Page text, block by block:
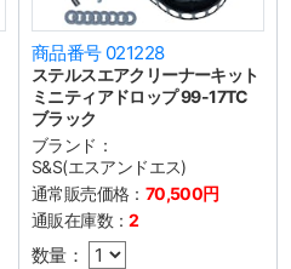
商品番号 021228
ステルスエアクリーナーキット
ミニティアドロップ 99-17TC
ブラック
ブランド：
S&S(エスアンドエス)
通常販売価格： 70,500円
通販在庫数：2
数量：